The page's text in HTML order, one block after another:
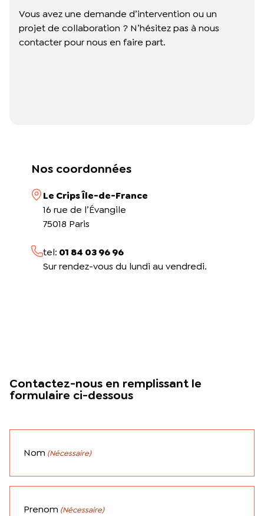
Notre documentation
Ressources pour les parents
Rapports d’activité et financiers
Vous avez une demande d’intervention ou un
projet de collaboration ? N’hésitez pas à nous
contacter pour nous en faire part.
Nos coordonnées
Le Crips Île-de-France
16 rue de l’Évangile
75018 Paris
tel: 01 84 03 96 96
Sur rendez-vous du lundi au vendredi.
Contactez-nous en remplissant le
formulaire ci-dessous
Nom (Nécessaire)
Prenom (Nécessaire)